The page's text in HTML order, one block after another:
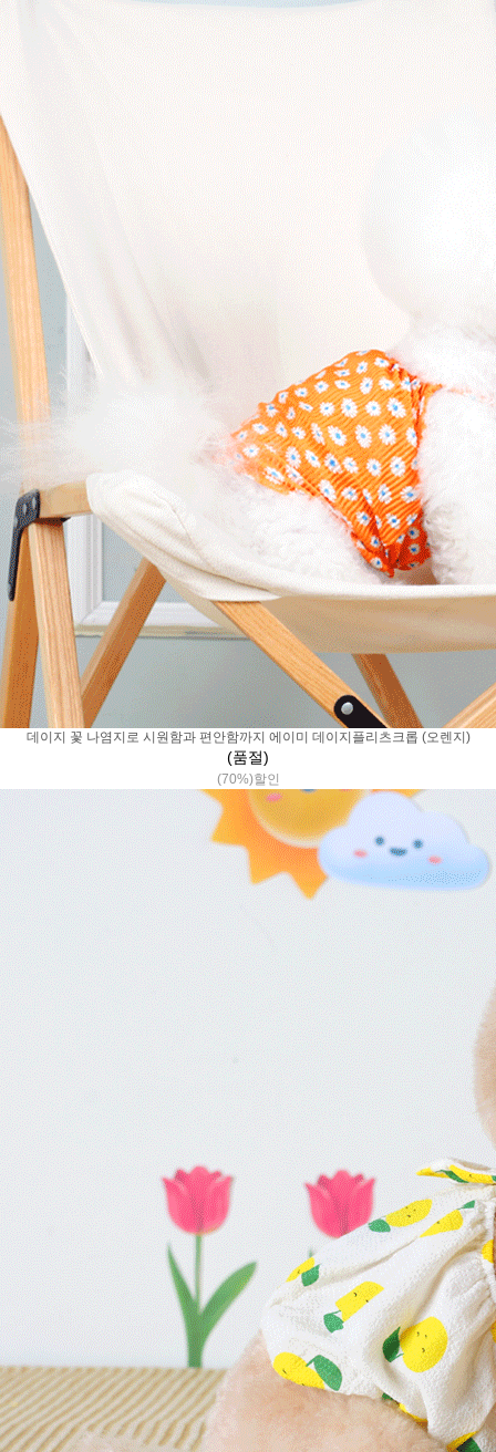
데이지 꽃 나염지로 시원함과 편안함까지 에이미 데이지플리츠크롭 (오렌지)
(품절)
(70%)할인